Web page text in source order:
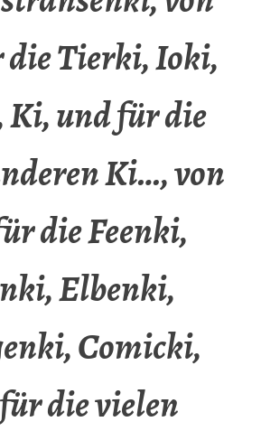
Tierki, Ioki,
und für die
Ki…, von
die Feenki,
Elbenki,
Comicki,
die vielen